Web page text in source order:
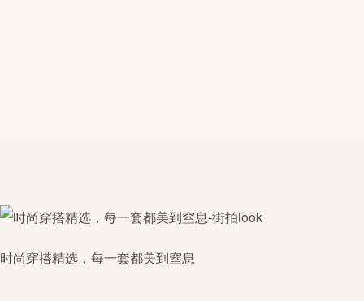
时尚穿搭精选，每一套都美到窒息